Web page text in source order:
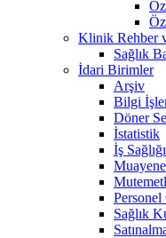
Klinik Rehber
Sağlık
İdari Birimler
Arşiv
Bilgi
Döner
İstatistik
İş
Sağlık